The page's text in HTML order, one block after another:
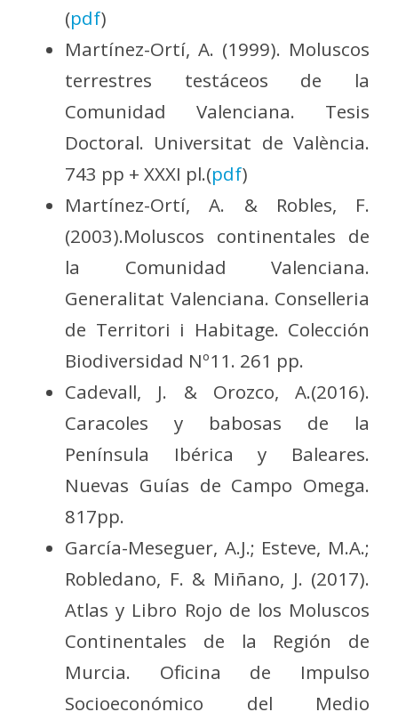
(pdf)
Martínez-Ortí, A. (1999). Moluscos
terrestres testáceos de la
Comunidad Valenciana. Tesis
Doctoral. Universitat de València.
743 pp + XXXI pl.(pdf)
Martínez-Ortí, A. & Robles, F.
(2003).Moluscos continentales de
la Comunidad Valenciana.
Generalitat Valenciana. Conselleria
de Territori i Habitage. Colección
Biodiversidad Nº11. 261 pp.
Cadevall, J. & Orozco, A.(2016).
Caracoles y babosas de la
Península Ibérica y Baleares.
Nuevas Guías de Campo Omega.
817pp.
García-Meseguer, A.J.; Esteve, M.A.;
Robledano, F. & Miñano, J. (2017).
Atlas y Libro Rojo de los Moluscos
Continentales de la Región de
Murcia. Oficina de Impulso
Socioeconómico del Medio